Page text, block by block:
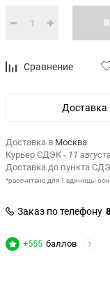
Сравнение
Доставка
Доставка в Москва
Курьер СДЭК- 11
Доставка до пункта
*рассчитано для 1 единицы
Заказ по телефону
+555 баллов ?